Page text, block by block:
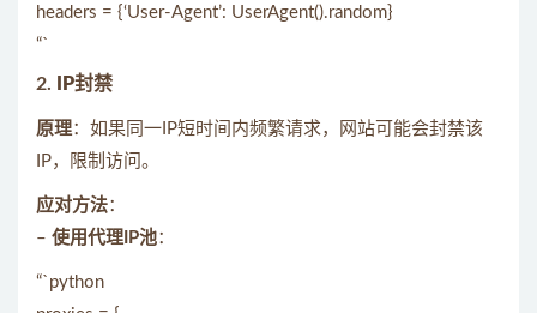
headers = {‘User-Agent’: UserAgent().random}
“`
2. IP封禁
原理：如果同一IP短时间内频繁请求，网站可能会封禁该
IP，限制访问。
应对方法：
– 使用代理IP池：
“`python